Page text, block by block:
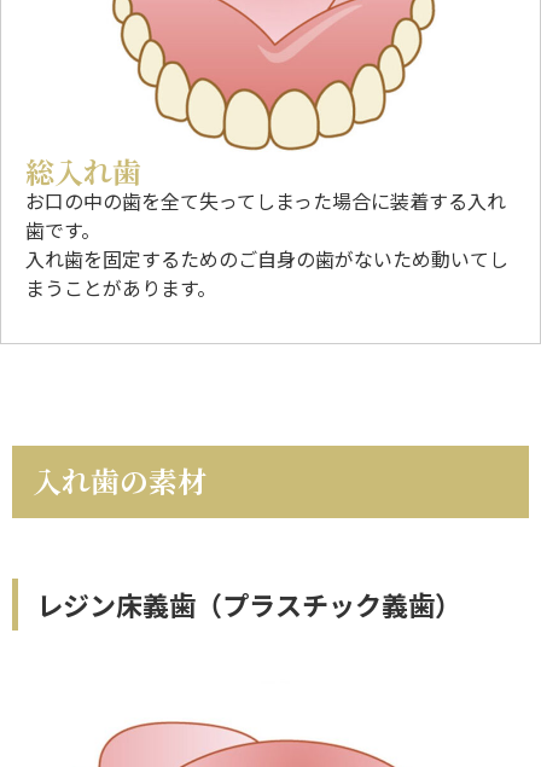
総入れ歯
お口の中の歯を全て失ってしまった場合に装着する入れ
歯です。
入れ歯を固定するためのご自身の歯がないため動いてし
まうことがあります。
入れ歯の素材
レジン床義歯（プラスチック義歯）